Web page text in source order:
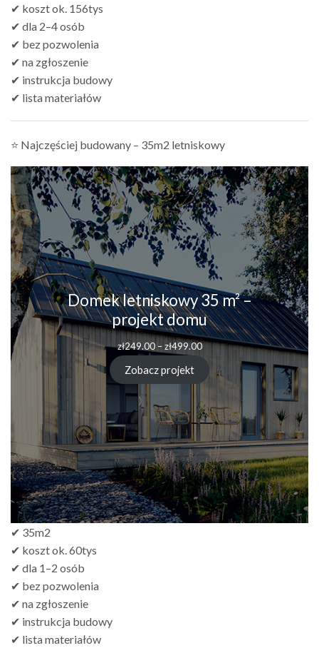
✔ koszt ok. 156tys
✔ dla 2–4 osób
✔ bez pozwolenia
✔ na zgłoszenie
✔ instrukcja budowy
✔ lista materiałów
⭐ Najczęściej budowany – 35m2 letniskowy
Domek letniskowy 35 m² –
projekt domu
zł249.00 – zł499.00Zakres
zł249.00
zł499.00
Zobacz projekt
✔ 35m2
✔ koszt ok. 60tys
✔ dla 1–2 osób
✔ bez pozwolenia
✔ na zgłoszenie
✔ instrukcja budowy
✔ lista materiałów